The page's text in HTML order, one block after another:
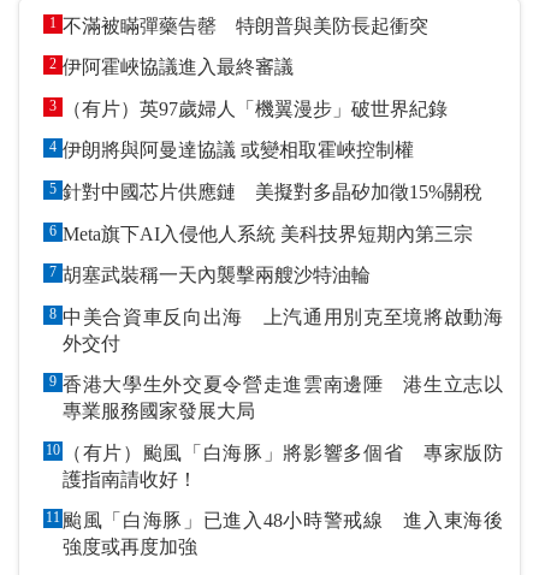
1 不滿被瞞彈藥告罄 特朗普與美防長起衝突
2 伊阿霍峽協議進入最終審議
3 （有片）英97歲婦人「機翼漫步」破世界紀錄
4 伊朗將與阿曼達協議 或變相取霍峽控制權
5 針對中國芯片供應鏈 美擬對多晶矽加徵15%關稅
6 Meta旗下AI入侵他人系統 美科技界短期內第三宗
7 胡塞武裝稱一天內襲擊兩艘沙特油輪
8 中美合資車反向出海 上汽通用別克至境將啟動海
外交付
9 香港大學生外交夏令營走進雲南邊陲 港生立志以
專業服務國家發展大局
10
（有片）颱風「白海豚」將影響多個省 專家版防
護指南請收好！
11 颱風「白海豚」已進入48小時警戒線 進入東海後
強度或再度加強